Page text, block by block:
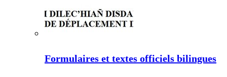
Formulaires et textes officiels bilingues